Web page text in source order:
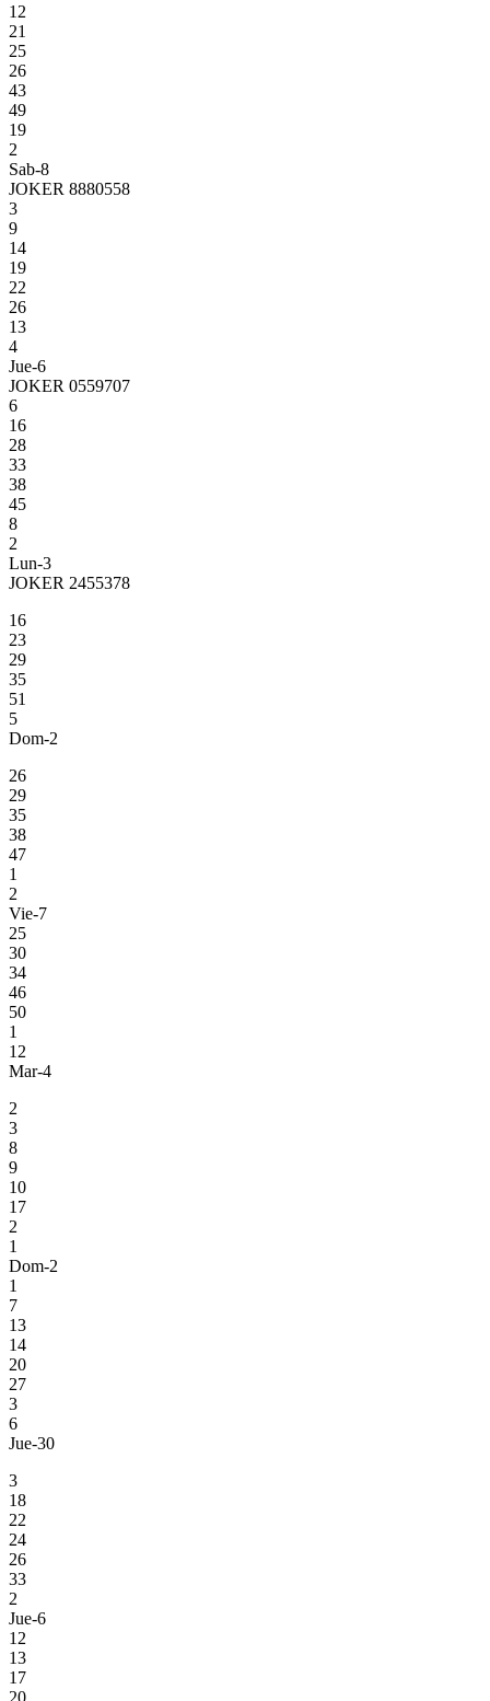
12
21
25
26
43
49
19
2
Sab-8
JOKER 8880558
3
9
14
19
22
26
13
4
Jue-6
JOKER 0559707
6
16
28
33
38
45
8
2
Lun-3
JOKER 2455378
16
23
29
35
51
5
Dom-2
26
29
35
38
47
1
2
Vie-7
25
30
34
46
50
1
12
Mar-4
2
3
8
9
10
17
2
1
Dom-2
1
7
13
14
20
27
3
6
Jue-30
3
18
22
24
26
33
2
Jue-6
12
13
17
20